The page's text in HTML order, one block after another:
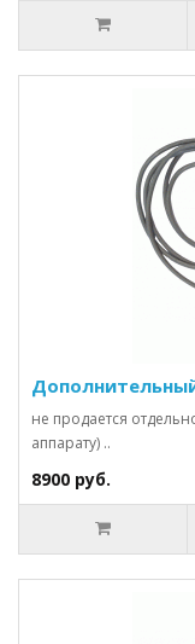
не продается
аппарату) ..
8900 руб.